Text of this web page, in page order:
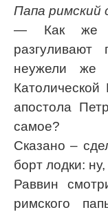
Папа римский
— Как же
неужели же
Католической
апостола
самое?
Сказано –
борт лодки:
Раввин
римского